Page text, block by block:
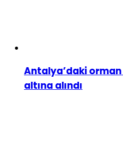
Antalya’daki orman
altına alındı